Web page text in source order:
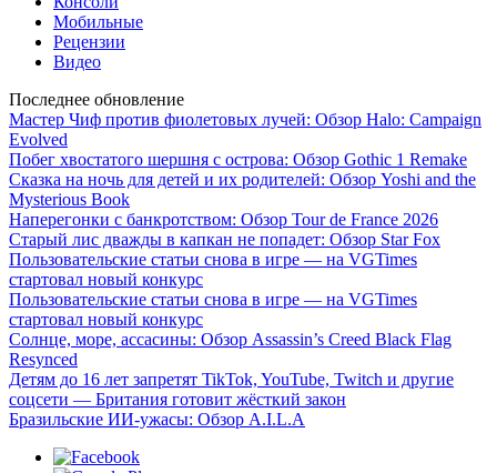
Мобильные
Рецензии
Видео
Последнее обновление
Мастер Чиф против фиолетовых лучей: Обзор Halo: Campaign
Evolved
Побег хвостатого шершня с острова: Обзор Gothic 1 Remake
Сказка на ночь для детей и их родителей: Обзор Yoshi and the
Mysterious Book
Наперегонки с банкротством: Обзор Tour de France 2026
Старый лис дважды в капкан не попадет: Обзор Star Fox
Пользовательские статьи снова в игре — на VGTimes
стартовал новый конкурс
Пользовательские статьи снова в игре — на VGTimes
стартовал новый конкурс
Солнце, море, ассасины: Обзор Assassin’s Creed Black Flag
Resynced
Детям до 16 лет запретят TikTok, YouTube, Twitch и другие
соцсети — Британия готовит жёсткий закон
Бразильские ИИ-ужасы: Обзор A.I.L.A